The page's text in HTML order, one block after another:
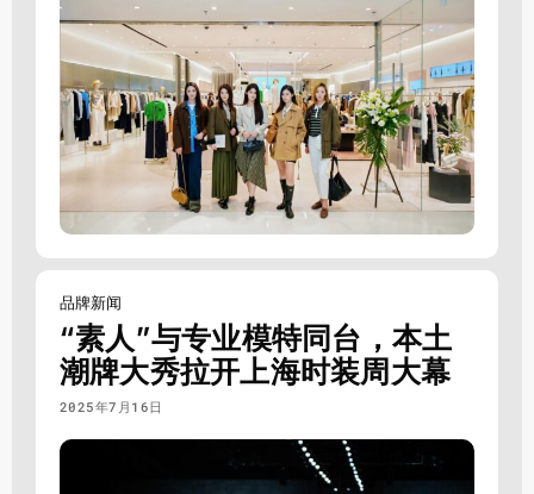
品牌新闻
“素人”与专业模特同台，本土
潮牌大秀拉开上海时装周大幕
2025年7月16日